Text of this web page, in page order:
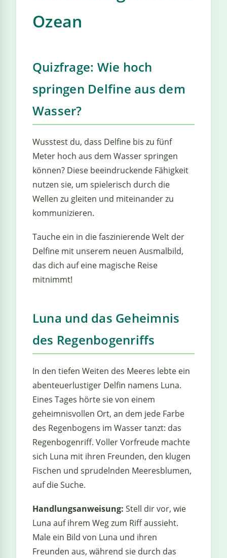
›
Rennautos
Prinzessinnen
Superhelden
Wikinger
Zauberer
Ozean
Quizfrage: Wie hoch
springen Delfine aus dem
Wasser?
Wusstest du, dass Delfine bis zu fünf
Meter hoch aus dem Wasser springen
können? Diese beeindruckende Fähigkeit
nutzen sie, um spielerisch durch die
Wellen zu gleiten und miteinander zu
kommunizieren.
Tauche ein in die faszinierende Welt der
Delfine mit unserem neuen Ausmalbild,
das dich auf eine magische Reise
mitnimmt!
Luna und das Geheimnis
des Regenbogenriffs
In den tiefen Weiten des Meeres lebte ein
abenteuerlustiger Delfin namens Luna.
Eines Tages hörte sie von einem
geheimnisvollen Ort, an dem jede Farbe
des Regenbogens im Wasser tanzt: das
Regenbogenriff. Voller Vorfreude machte
sich Luna mit ihren Freunden, den klugen
Fischen und sprudelnden Meeresblumen,
auf die Suche.
Handlungsanweisung: Stell dir vor, wie
Luna auf ihrem Weg zum Riff aussieht.
Male ein Bild von Luna und ihren
Freunden aus, während sie durch das